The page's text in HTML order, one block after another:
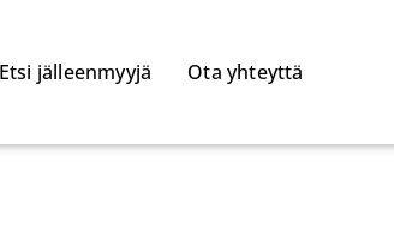
Etsi jälleenmyyjä Ota yhteyttä